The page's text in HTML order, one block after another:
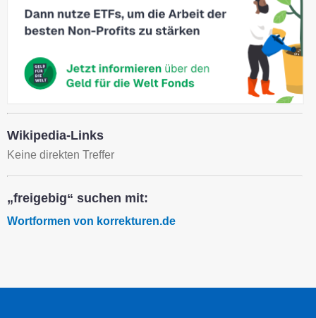
Wikipedia-Links
Keine direkten Treffer
„freigebig“ suchen mit:
Wortformen von korrekturen.de